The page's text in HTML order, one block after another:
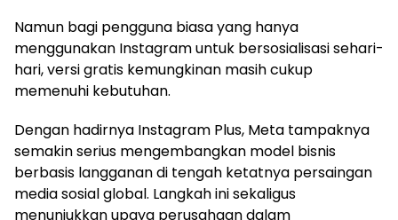
Namun bagi pengguna biasa yang hanya
menggunakan Instagram untuk bersosialisasi sehari-
hari, versi gratis kemungkinan masih cukup
memenuhi kebutuhan.
Dengan hadirnya Instagram Plus, Meta tampaknya
semakin serius mengembangkan model bisnis
berbasis langganan di tengah ketatnya persaingan
media sosial global. Langkah ini sekaligus
menunjukkan upaya perusahaan dalam